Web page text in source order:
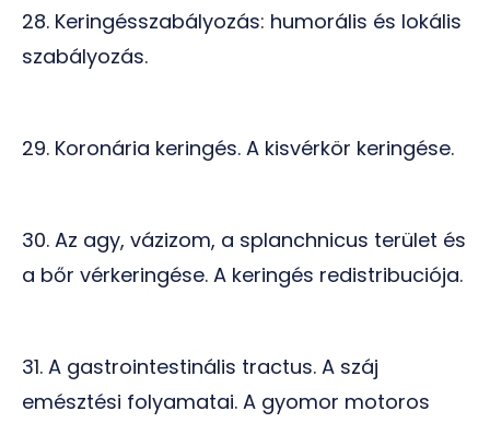
28. Keringésszabályozás: humorális és lokális
szabályozás.
29. Koronária keringés. A kisvérkör keringése.
30. Az agy, vázizom, a splanchnicus terület és
a bőr vérkeringése. A keringés redistribuciója.
31. A gastrointestinális tractus. A száj
emésztési folyamatai. A gyomor motoros